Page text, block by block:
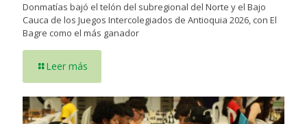
Donmatías bajó el telón del subregional del Norte y el Bajo
Cauca de los Juegos Intercolegiados de Antioquia 2026, con El
Bagre como el más ganador
Leer más